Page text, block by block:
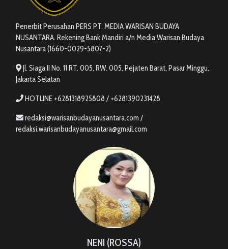
Penerbit Perusahan PERS PT. MEDIA WARISAN BUDAYA
NUSANTARA. Rekening Bank Mandiri a/n Media Warisan Budaya
Nusantara (1660-0029-5807-2)
Jl. Siaga II No. 11 RT. 005, RW. 005, Pejaten Barat, Pasar Minggu,
Jakarta Selatan
HOTLINE +6281318925808 / +6281390231428
redaksi@warisanbudayanusantara.com /
redaksi.warisanbudayanusantara@gmail.com
NENI (ROSSA)